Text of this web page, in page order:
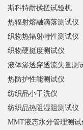
斯科特耐揉搓试验机
热辐射熔融滴落测试仪
织物热辐射特性测试仪
织物硬挺度测试仪
液体渗透穿透流失量测
热防护性能测试仪
纺织品小干洗仪
纺织品热阻湿阻测试仪
MMT液态水分管理测试